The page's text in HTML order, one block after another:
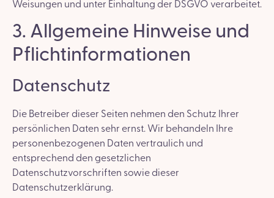
Weisungen und unter Einhaltung der DSGVO verarbeitet.
3. Allgemeine Hinweise und
Pflicht­informationen
Datenschutz
Die Betreiber dieser Seiten nehmen den Schutz Ihrer
persönlichen Daten sehr ernst. Wir behandeln Ihre
personenbezogenen Daten vertraulich und
entsprechend den gesetzlichen
Datenschutzvorschriften sowie dieser
Datenschutzerklärung.